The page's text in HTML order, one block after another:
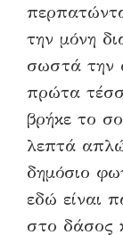
την μόνη
σωστά την
πρώτα
βρήκε το
λεπτά
δημόσιο
εδώ είναι
στο δάσος